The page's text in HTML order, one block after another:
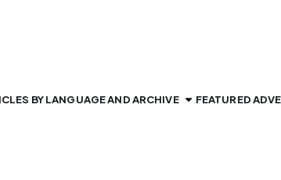
BY LANGUAGE AND ARCHIVE FEATURED